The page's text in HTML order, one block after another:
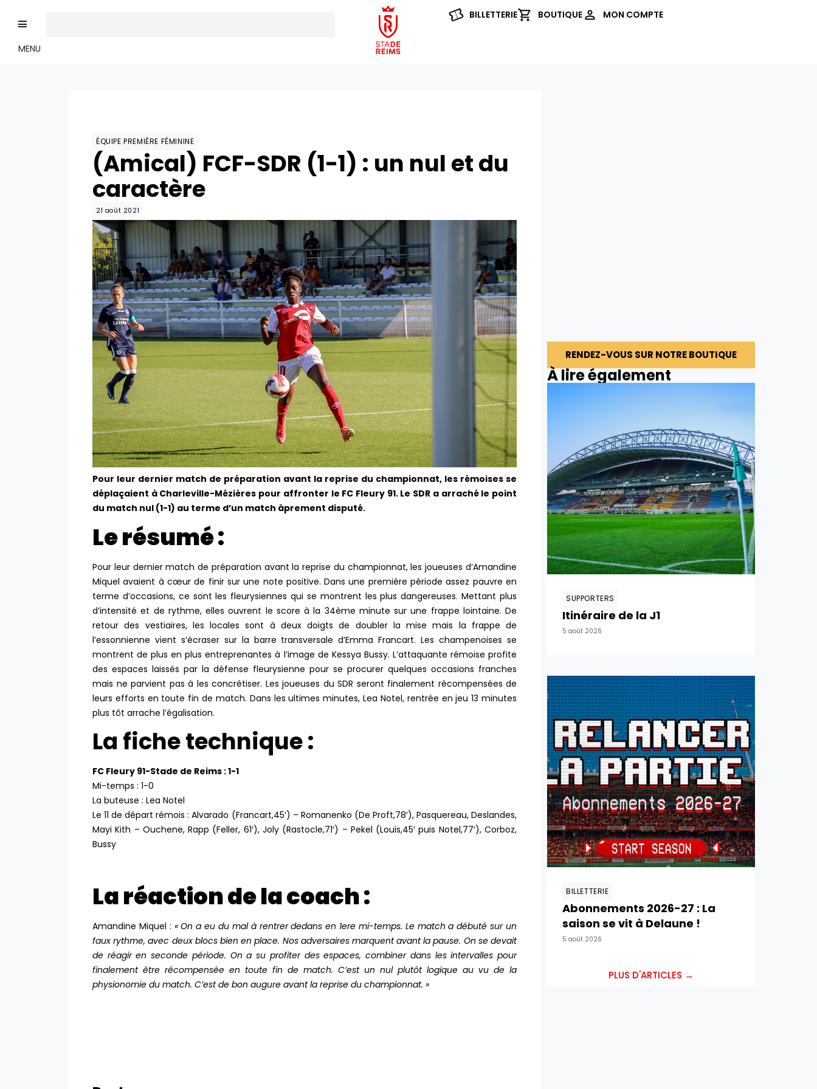
MENU
BILLETTERIE BOUTIQUE MON COMPTE
ÉQUIPE PREMIÈRE FÉMININE
(Amical) FCF-SDR (1-1) : un nul et du
caractère
21 août 2021
Pour leur dernier match de préparation avant la reprise du championnat, les rémoises se
déplaçaient à Charleville-Mézières pour affronter le FC Fleury 91. Le SDR a arraché le point
du match nul (1-1) au terme d’un match âprement disputé.
Le résumé :
Pour leur dernier match de préparation avant la reprise du championnat, les joueuses d’Amandine
Miquel avaient à cœur de finir sur une note positive. Dans une première période assez pauvre en
terme d’occasions, ce sont les fleurysiennes qui se montrent les plus dangereuses. Mettant plus
d’intensité et de rythme, elles ouvrent le score à la 34ème minute sur une frappe lointaine. De
retour des vestiaires, les locales sont à deux doigts de doubler la mise mais la frappe de
l’essonnienne vient s’écraser sur la barre transversale d’Emma Francart. Les champenoises se
montrent de plus en plus entreprenantes à l’image de Kessya Bussy. L’attaquante rémoise profite
des espaces laissés par la défense fleurysienne pour se procurer quelques occasions franches
mais ne parvient pas à les concrétiser. Les joueuses du SDR seront finalement récompensées de
leurs efforts en toute fin de match. Dans les ultimes minutes, Lea Notel, rentrée en jeu 13 minutes
plus tôt arrache l’égalisation.
La fiche technique :
FC Fleury 91-Stade de Reims : 1-1
Mi-temps : 1-0
La buteuse : Lea Notel
Le 11 de départ rémois : Alvarado (Francart,45′) – Romanenko (De Proft,78′), Pasquereau, Deslandes,
Mayi Kith – Ouchene, Rapp (Feller, 61′), Joly (Rastocle,71′) – Pekel (Louis,45′ puis Notel,77′), Corboz,
Bussy
La réaction de la coach :
Amandine Miquel : « On a eu du mal à rentrer dedans en 1ere mi-temps. Le match a débuté sur un
faux rythme, avec deux blocs bien en place. Nos adversaires marquent avant la pause. On se devait
de réagir en seconde période. On a su profiter des espaces, combiner dans les intervalles pour
finalement être récompensée en toute fin de match. C’est un nul plutôt logique au vu de la
physionomie du match. C’est de bon augure avant la reprise du championnat. »
RENDEZ-VOUS SUR NOTRE BOUTIQUE
À lire également
SUPPORTERS
Itinéraire de la J1
5 août 2026
BILLETTERIE
Abonnements 2026-27 : La
saison se vit à Delaune !
5 août 2026
PLUS D'ARTICLES →